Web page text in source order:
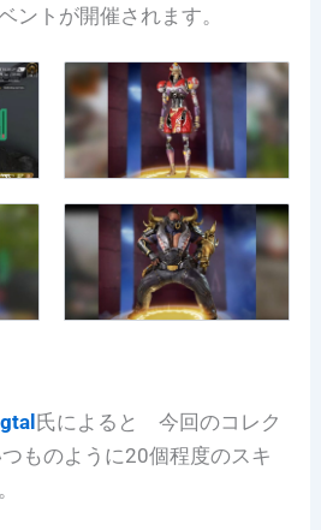
ントが開催されます。
氏によると 今回のコレク
ものように20個程度のスキ